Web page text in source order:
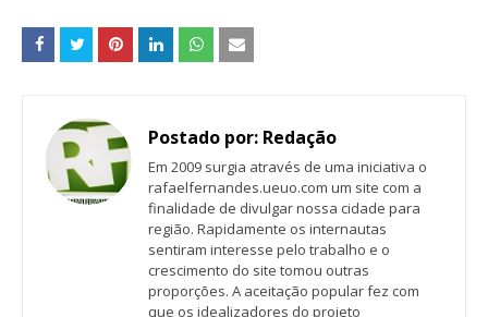
Postado por: Redação
Em 2009 surgia através de uma iniciativa o
rafaelfernandes.ueuo.com um site com a
finalidade de divulgar nossa cidade para
região. Rapidamente os internautas
sentiram interesse pelo trabalho e o
crescimento do site tomou outras
proporções. A aceitação popular fez com
que os idealizadores do projeto